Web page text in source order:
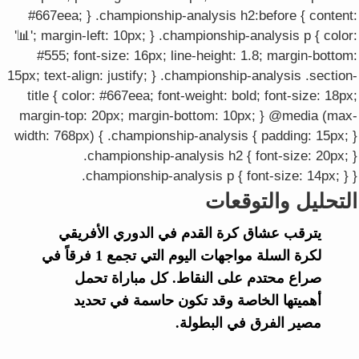
#667eea; } .championship-analysis h2:before { content:
'📊'; margin-left: 10px; } .championship-analysis p { color:
#555; font-size: 16px; line-height: 1.8; margin-bottom:
15px; text-align: justify; } .championship-analysis .section-
title { color: #667eea; font-weight: bold; font-size: 18px;
margin-top: 20px; margin-bottom: 10px; } @media (max-
width: 768px) { .championship-analysis { padding: 15px; }
.championship-analysis h2 { font-size: 20px; }
.championship-analysis p { font-size: 14px; } }
التحليل والتوقعات
يترقب عشاق كرة القدم في الدوري الأفريقي
لكرة السلة مواجهات اليوم التي تجمع 1 فرقاً في
صراع محتدم على النقاط. كل مباراة تحمل
أهميتها الخاصة وقد تكون حاسمة في تحديد
مصير الفرق في البطولة.